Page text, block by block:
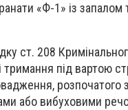
«Ф-1» із запалом
ст. 208
тримання під вартою
розпочатого
або вибуховими